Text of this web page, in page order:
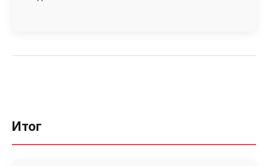
Итог